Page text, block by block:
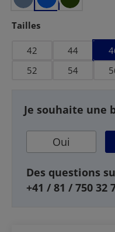
Sélectionnez
Tailles
42 44
52
54
Je souhaite une
Oui
Des questions
+41 / 81 / 750 32